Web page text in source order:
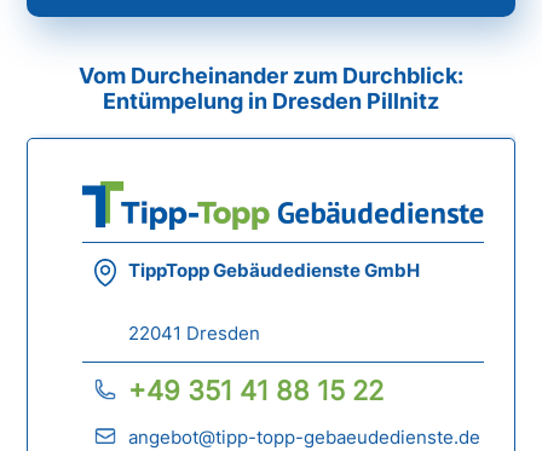
Vom Durcheinander zum Durchblick:
Entümpelung in Dresden Pillnitz
TippTopp Gebäudedienste GmbH
22041 Dresden
+49 351 41 88 15 22
angebot@tipp-topp-gebaeudedienste.de